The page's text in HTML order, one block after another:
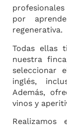
por
regenerativa.
Todas ellas
nuestra
seleccionar
inglés,
Además,
vinos y